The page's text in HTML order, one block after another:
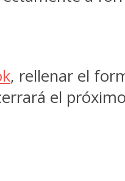
, rellenar el
el